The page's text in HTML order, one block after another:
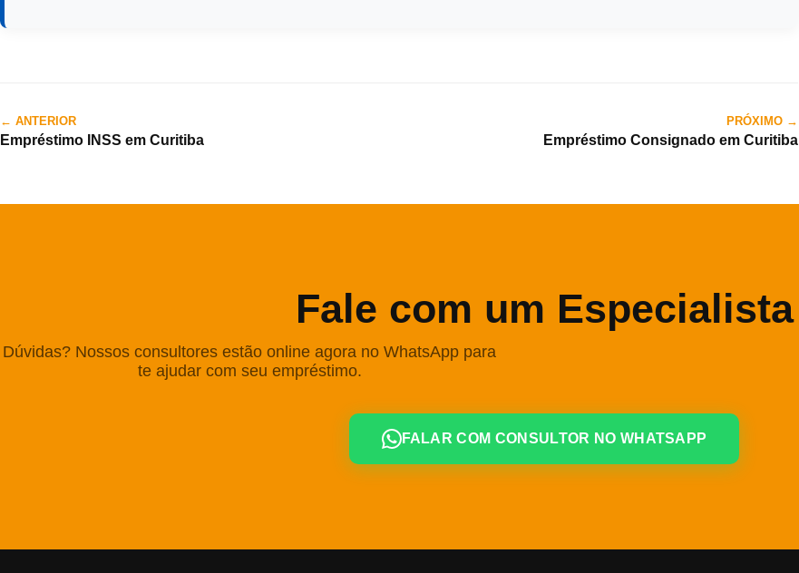
← ANTERIOR
Empréstimo INSS em Curitiba
PRÓXIMO →
Empréstimo Consignado em Curitiba
Fale com um Especialista
Dúvidas? Nossos consultores estão online agora no WhatsApp para
te ajudar com seu empréstimo.
FALAR COM CONSULTOR NO WHATSAPP